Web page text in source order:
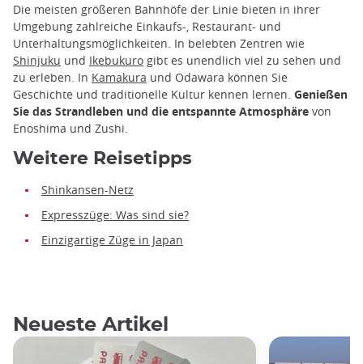
Die meisten größeren Bahnhöfe der Linie bieten in ihrer
Umgebung zahlreiche Einkaufs-, Restaurant- und
Unterhaltungsmöglichkeiten. In belebten Zentren wie
Shinjuku und Ikebukuro gibt es unendlich viel zu sehen und
zu erleben. In Kamakura und Odawara können Sie
Geschichte und traditionelle Kultur kennen lernen. Genießen
Sie das Strandleben und die entspannte Atmosphäre von
Enoshima und Zushi.
Weitere Reisetipps
Shinkansen-Netz
Expresszüge: Was sind sie?
Einzigartige Züge in Japan
Neueste Artikel